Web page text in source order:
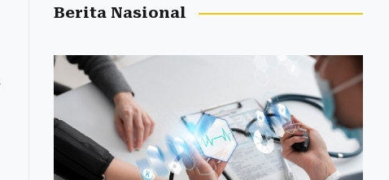
Berita Nasional